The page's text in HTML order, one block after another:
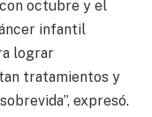
octubre y el
infantil
lograr
tratamientos y
expresó.